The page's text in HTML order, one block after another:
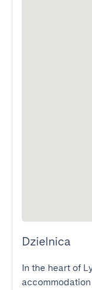
Dzielnica
In the heart of